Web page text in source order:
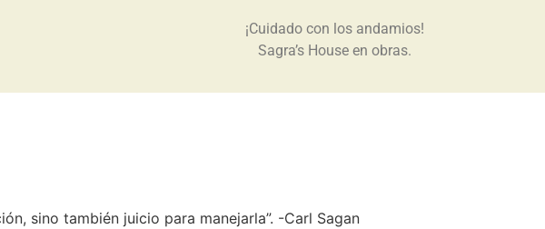
¡Cuidado con los andamios!
Sagra’s House en obras.
sino también juicio para manejarla”. -Carl Sagan